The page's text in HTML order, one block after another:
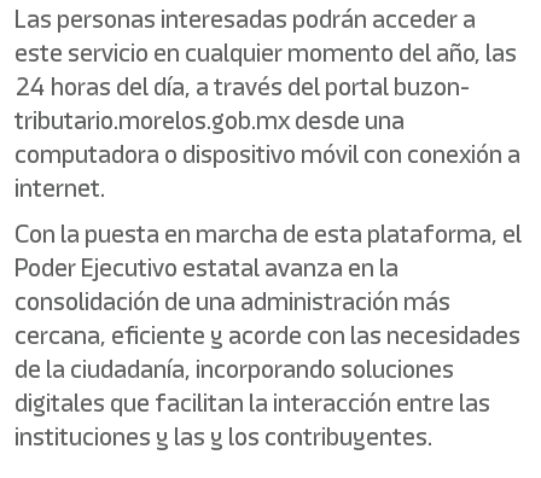
Las personas interesadas podrán acceder a
este servicio en cualquier momento del año, las
24 horas del día, a través del portal buzon-
tributario.morelos.gob.mx desde una
computadora o dispositivo móvil con conexión a
internet.
Con la puesta en marcha de esta plataforma, el
Poder Ejecutivo estatal avanza en la
consolidación de una administración más
cercana, eficiente y acorde con las necesidades
de la ciudadanía, incorporando soluciones
digitales que facilitan la interacción entre las
instituciones y las y los contribuyentes.